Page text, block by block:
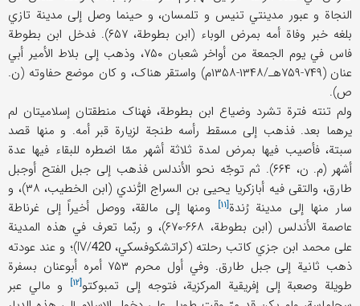
النجاة و عبور مدینتي تنیس و تلمسان، و حینما وصل إلی مدینة تازي
بلغه خبر وفاة أمه بمرض الوباء (ابن بطوطة، ۶۵۷). فدخل ابن بطوطة
فاس في یوم الجمعة من أواخر شعبان ۷۵۰، وذهب إلی بلاط الأمیر أبي
عنان (۷۴۹-۷۵۹هـ/۱۳۴۸-۱۳۵۸م) واستقر هناک، و کان موضع حفاوته (ن.
ص).
ولم تنته فترة تشرد وضیاع ابن بطوطة، فهناک منطقتان إسلامیتان لم
یرهما بعد. فذهب إلی مسقط رأسه طنجة لزیارة قبر أمه. و منها قصد
سبتة، فأصیب فیها بمرض لمدة ثلاثة أشهر ممّا اضطره للبقاء فیها عدة
أشهر (م. ن، ۶۶۴). ثم توجّه نحو الأندلس فذهب إلی جبل الفتح أوجبل
طارق، والتقی فیه أبازکریا یحیی بن السراج الرُّندي (ابن الخطیب، ۳۸)، و
سار منها إلی مدینةرُندة[۱۱]
ومنها إلی مالقة، ووصل أخیراً إلی غرناطة
عاصمة الأندلس (ابن بطوطة، ۶۶۸-۶۷۰)، و ربّما تعرف في هذه المدینة
علی محمد ابن جزي کاتب رحلته (کراتشکوفسکي، IV/420
)؛ و عند عودته
ذهب ثانیة إلی جبل طارق. وفي أول محرم ۷۵۳ أمره أبوعنان بسفرة
طویلة وصعبة إلی إفریقیة المرکزیة، فتوجه إلی تمبوکتو[۱۲]
و مالي عبر